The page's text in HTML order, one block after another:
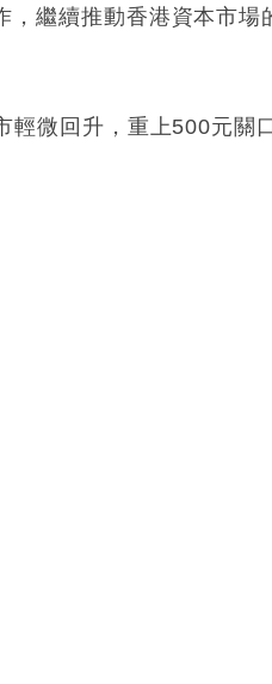
繼續推動香港資本市場
輕微回升，重上500元關